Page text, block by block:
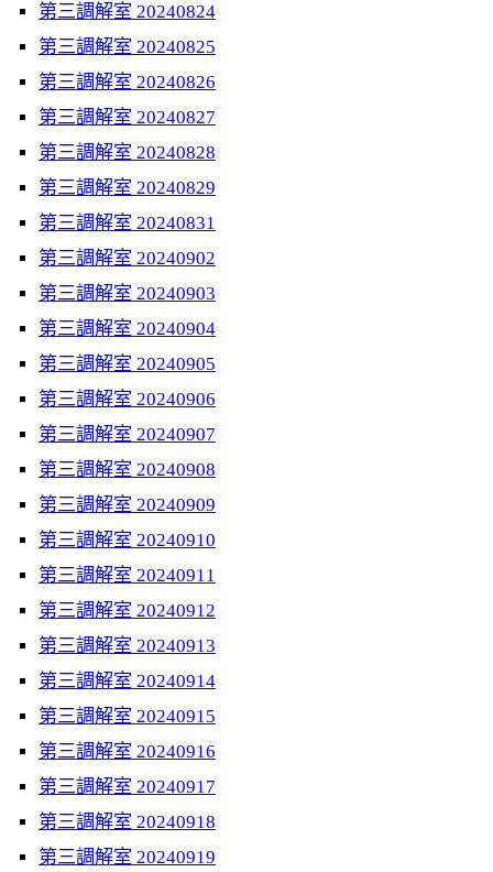
第三調解室 20240824
第三調解室 20240825
第三調解室 20240826
第三調解室 20240827
第三調解室 20240828
第三調解室 20240829
第三調解室 20240831
第三調解室 20240902
第三調解室 20240903
第三調解室 20240904
第三調解室 20240905
第三調解室 20240906
第三調解室 20240907
第三調解室 20240908
第三調解室 20240909
第三調解室 20240910
第三調解室 20240911
第三調解室 20240912
第三調解室 20240913
第三調解室 20240914
第三調解室 20240915
第三調解室 20240916
第三調解室 20240917
第三調解室 20240918
第三調解室 20240919